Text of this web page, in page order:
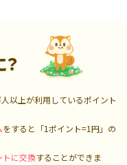
？
以上が利用しているポイント
をすると「1ポイント=1円」の
トに交換することができま